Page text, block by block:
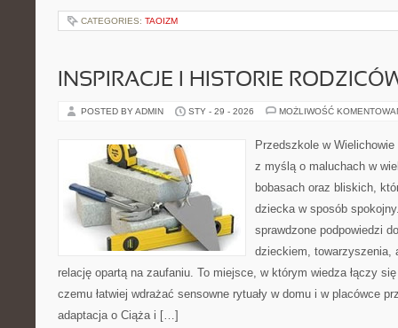
CATEGORIES: TAOIZM
INSPIRACJE I HISTORIE
POSTED BY ADMIN STY - 29 - 2026 MOŻLIWOŚĆ
Przedszkole w
z myślą o maluchach w
bobasach oraz bliskich,
dziecka w sposób
sprawdzone podpowiedzi
dzieckiem, towarzyszenia,
relację opartą na zaufaniu. To miejsce, w którym wiedza łączy
czemu łatwiej wdrażać sensowne rytuały w domu i w placówce
adaptacja o Ciąża i […]